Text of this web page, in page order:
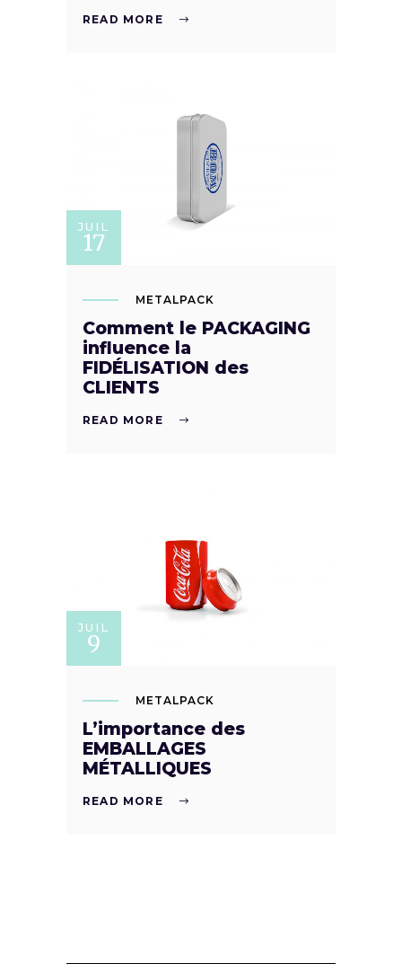
READ MORE
JUIL
17
METALPACK
Comment le PACKAGING
influence la
FIDÉLISATION des
CLIENTS
READ MORE
JUIL
9
METALPACK
L’importance des
EMBALLAGES
MÉTALLIQUES
READ MORE